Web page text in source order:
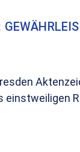
einstweiligen